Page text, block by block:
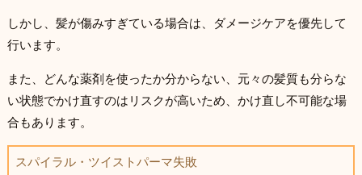
しかし、髪が傷みすぎている場合は、ダメージケアを優先して
行います。
また、どんな薬剤を使ったか分からない、元々の髪質も分らな
い状態でかけ直すのはリスクが高いため、かけ直し不可能な場
合もあります。
スパイラル・ツイストパーマ失敗